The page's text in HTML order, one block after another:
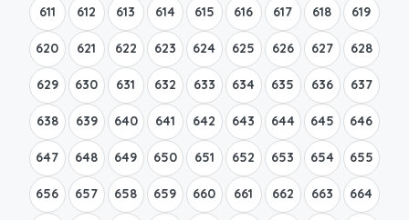
611 612 613 614 615 616 617 618 619
620 621 622 623 624 625 626 627 628
629 630 631 632 633 634 635 636 637
638 639 640 641 642 643 644 645 646
647 648 649 650 651 652 653 654 655
656 657 658 659 660 661 662 663 664